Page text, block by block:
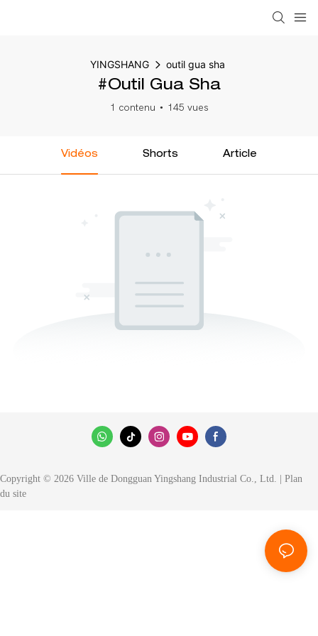
YINGSHANG outil gua sha
#outil Gua Sha
1 contenu 145 vues
Vidéos Shorts Article
Copyright © 2026 Ville de Dongguan Yingshang Industrial Co., Ltd. | Plan
du site